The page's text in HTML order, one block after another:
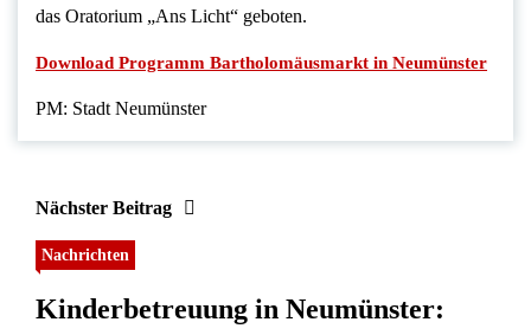
das Oratorium „Ans Licht“ geboten.
Download Programm Bartholomäusmarkt in Neumünster
PM: Stadt Neumünster
Nächster Beitrag
Nachrichten
Kinderbetreuung in Neumünster: